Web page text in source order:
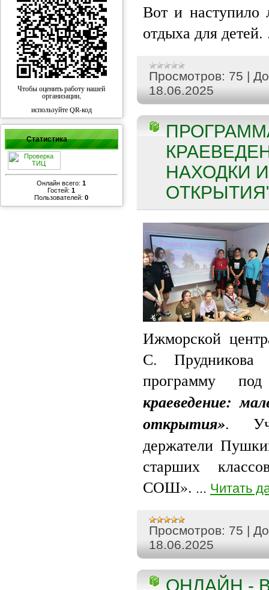
Чтобы оценить работу нашей
организации,
используйте QR-код
Статистика
Онлайн всего:1
Гостей:1
Пользователей:0
Вот и наступило
отдыха для детей.
Просмотров: 75 |
18.06.2025
НАХОДКИ
Ижморской
С. Прудникова
программу
краеведение:
открытия».
держатели
старших
СОШ». ... Читать
Просмотров: 75 |
18.06.2025
ОНЛАЙН -